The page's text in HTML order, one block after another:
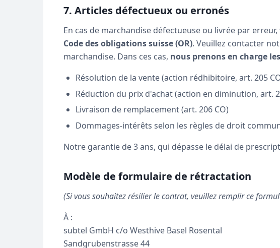
7. Articles défectueux ou erronés
En cas de marchandise défectueuse ou livrée par
Code des obligations suisse (OR). Veuillez contacter
marchandise. Dans ces cas, nous prenons en charge
Résolution de la vente (action rédhibitoire, art. 205
Réduction du prix d'achat (action en diminution, art.
Livraison de remplacement (art. 206 CO)
Dommages-intérêts selon les règles de droit
Notre garantie de 3 ans, qui dépasse le délai de
Modèle de formulaire de rétractation
(Si vous souhaitez résilier le contrat, veuillez remplir ce
À :
subtel GmbH c/o Westhive Basel Rosental
Sandgrubenstrasse 44